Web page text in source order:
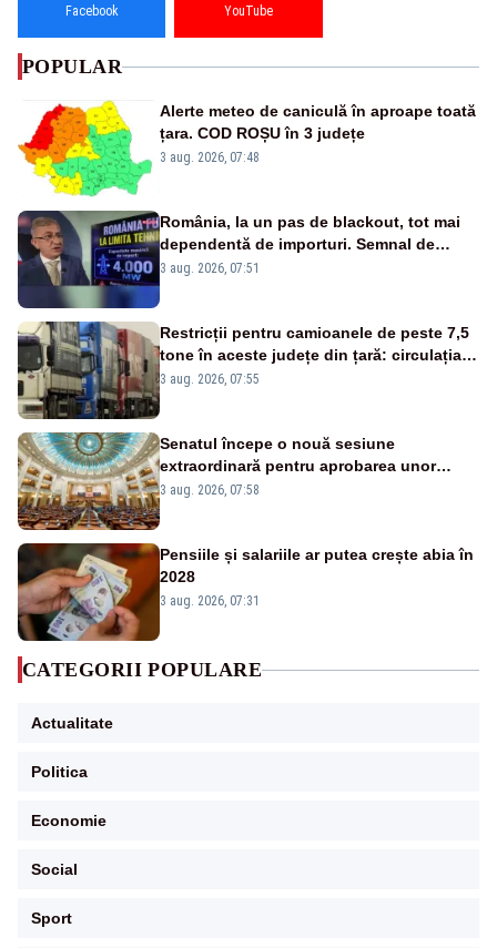
Facebook YouTube
POPULAR
Alerte meteo de caniculă în aproape toată
țara. COD ROȘU în 3 județe
3 aug. 2026, 07:48
România, la un pas de blackout, tot mai
dependentă de importuri. Semnal de
alarmă tras de un expert în energie
3 aug. 2026, 07:51
Restricții pentru camioanele de peste 7,5
tone în aceste județe din țară: circulația
este interzisă luni, între orele 12:00 și
3 aug. 2026, 07:55
Senatul începe o nouă sesiune
extraordinară pentru aprobarea unor
jaloane din PNRR
3 aug. 2026, 07:58
Pensiile și salariile ar putea crește abia în
2028
3 aug. 2026, 07:31
CATEGORII POPULARE
Actualitate
Politica
Economie
Social
Sport